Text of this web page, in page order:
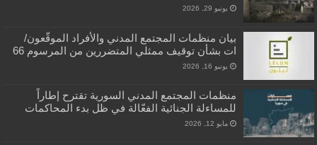
يونيو 29, 2026
بيان منظمات المجتمع المدني والأفراد الموقّعون/
ات بشأن توقيف ممثلي المتضررين من المرسوم 66
يونيو 16, 2026
منظمات المجتمع المدني السورية تقترح إطاراً
للمساءلة الجنائية الفعّالة في ظل بدء المحاكمات
مايو 12, 2026